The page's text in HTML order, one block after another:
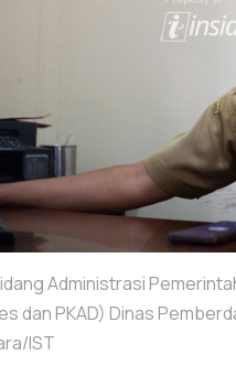
Administrasi
dan PKAD) Dinas
IST